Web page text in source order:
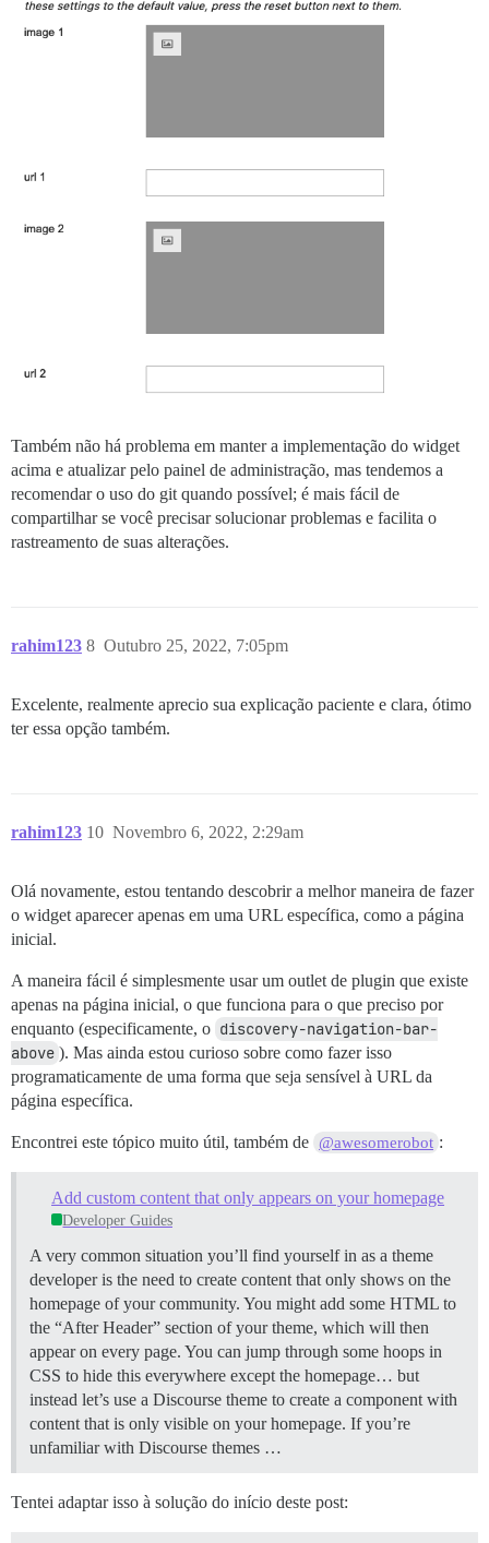
Também não há problema em manter a implementação do widget
acima e atualizar pelo painel de administração, mas tendemos a
recomendar o uso do git quando possível; é mais fácil de
compartilhar se você precisar solucionar problemas e facilita o
rastreamento de suas alterações.
rahim123 Outubro 25, 2022, 7:05pm
8
Excelente, realmente aprecio sua explicação paciente e clara, ótimo
ter essa opção também.
rahim123 Novembro 6, 2022, 2:29am
10
Olá novamente, estou tentando descobrir a melhor maneira de fazer
o widget aparecer apenas em uma URL específica, como a página
inicial.
A maneira fácil é simplesmente usar um outlet de plugin que existe
apenas na página inicial, o que funciona para o que preciso por
enquanto (especificamente, o discovery-navigation-bar-
above ). Mas ainda estou curioso sobre como fazer isso
programaticamente de uma forma que seja sensível à URL da
página específica.
Encontrei este tópico muito útil, também de @awesomerobot :
Add custom content that only appears on your homepage
Developer Guides
A very common situation you’ll find yourself in as a theme
developer is the need to create content that only shows on the
homepage of your community. You might add some HTML to
the “After Header” section of your theme, which will then
appear on every page. You can jump through some hoops in
CSS to hide this everywhere except the homepage… but
instead let’s use a Discourse theme to create a component with
content that is only visible on your homepage. If you’re
unfamiliar with Discourse themes …
Tentei adaptar isso à solução do início deste post: